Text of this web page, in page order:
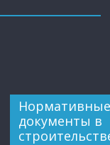
Нормативные
документы в